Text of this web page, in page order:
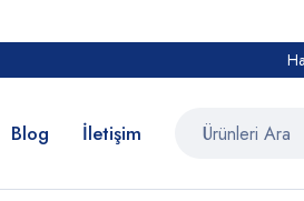
Blog İletişim